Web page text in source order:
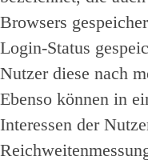
Browsers
Login-Status
Nutzer diese nach
Ebenso können in
Interessen der